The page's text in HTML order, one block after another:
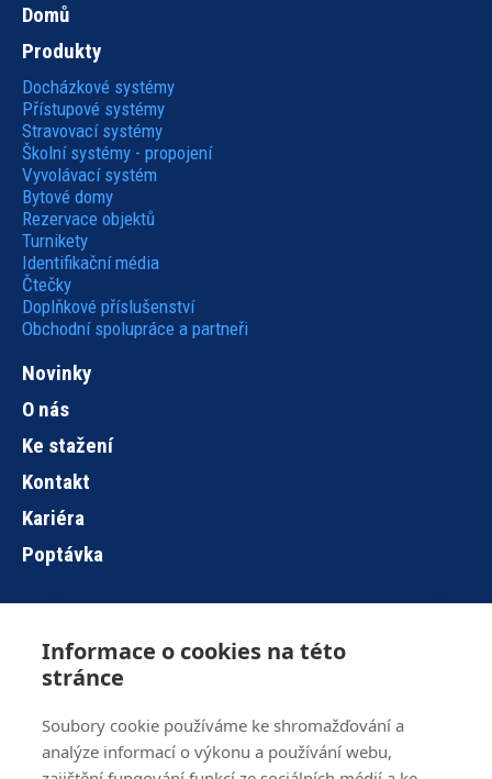
Informace o cookies na této
stránce
Soubory cookie používáme ke shromažďování a
analýze informací o výkonu a používání webu,
Hlavní
navigace
Domů
Produkty
Docházkové systémy
Přístupové systémy
Stravovací systémy
Školní systémy - propojení
Vyvolávací systém
Bytové domy
Rezervace objektů
Turnikety
Identifikační média
Čtečky
Doplňkové příslušenství
Obchodní spolupráce a partneři
Novinky
O nás
Ke stažení
Kontakt
Kariéra
Poptávka
Hlavní
Brno
+420 515 919 840